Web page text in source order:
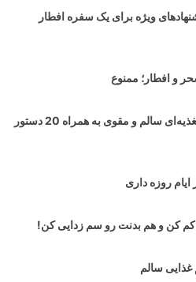
ویژه برای یک سفره افطار
و افطار؛ ممنوع
برای افطار چه بخوریم؟ راهنمای تغذیه‌ای سالم و مقوی به همراه 20 دستور
روزه داری